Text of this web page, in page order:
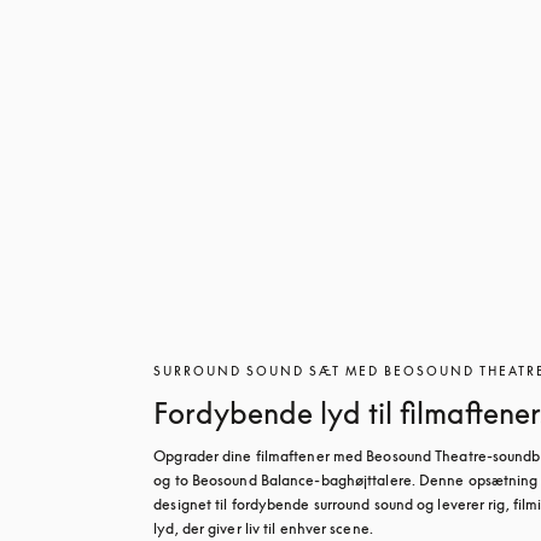
SURROUND SOUND SÆT MED BEOSOUND THEATRE
Fordybende lyd til
Opgrader dine filmaftener med Beosound Theatre-
og to Beosound Balance-baghøjttalere. Denne opsætning
designet til fordybende surround sound og leverer rig,
lyd, der giver liv til enhver scene.